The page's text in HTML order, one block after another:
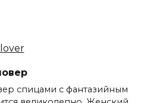
спицами с фантазийным